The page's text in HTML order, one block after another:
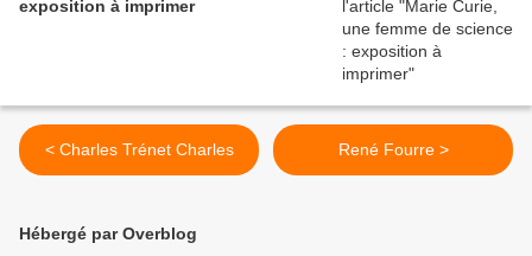
exposition à imprimer
< Charles Trénet Charles René Fourre >
Hébergé par Overblog